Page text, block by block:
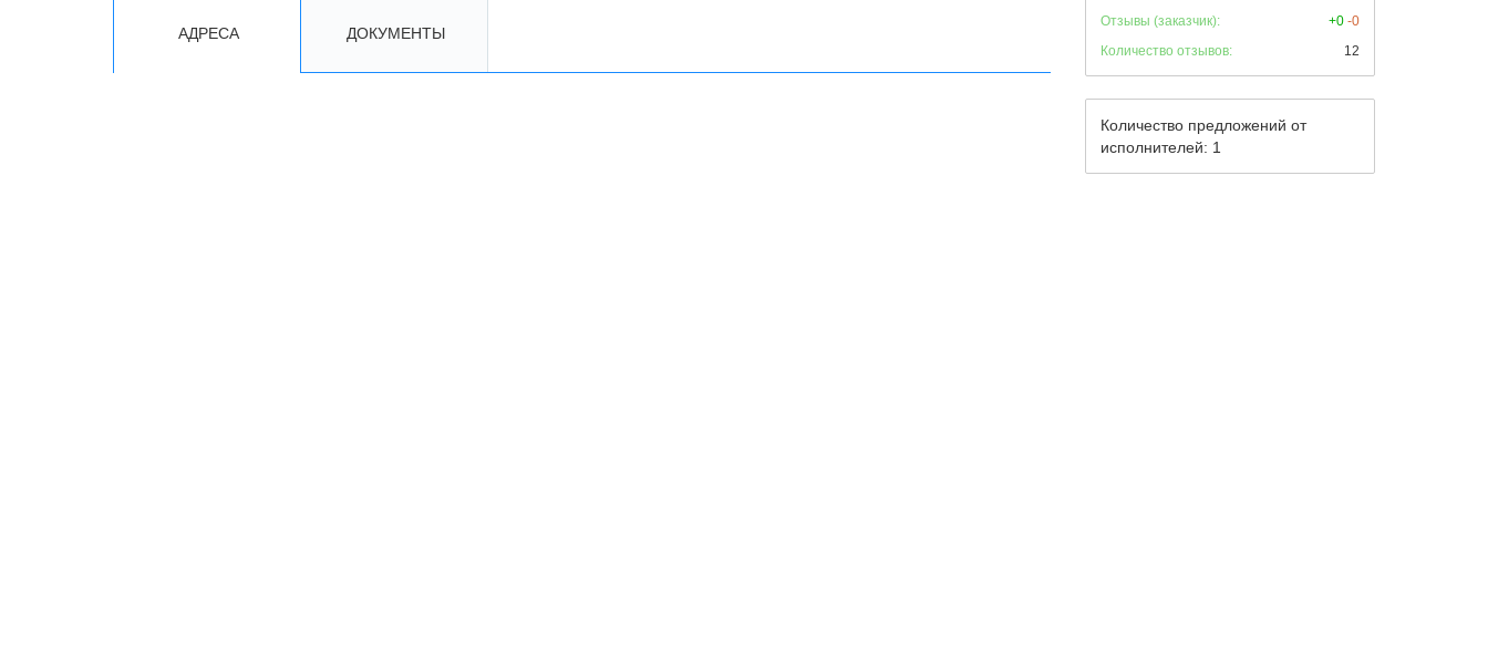
АДРЕСА ДОКУМЕНТЫ
Отзывы (заказчик):
+0 -0
Количество отзывов:
12
Количество предложений от
исполнителей: 1